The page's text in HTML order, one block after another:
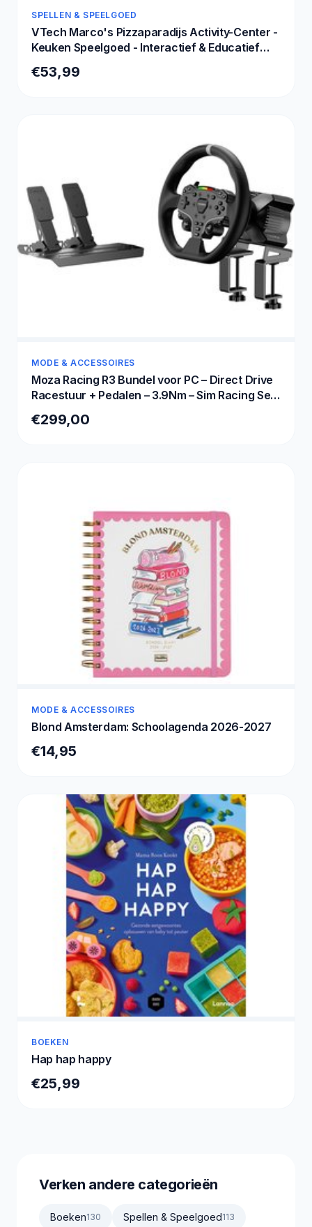
SPELLEN & SPEELGOED
VTech Marco's Pizzaparadijs Activity-Center -
Keuken Speelgoed - Interactief & Educatief
€53,99
MODE & ACCESSOIRES
Moza Racing R3 Bundel voor PC – Direct Drive
Racestuur + Pedalen – 3.9Nm – Sim Racing Set
€299,00
MODE & ACCESSOIRES
Blond Amsterdam: Schoolagenda 2026-2027
€14,95
BOEKEN
Hap hap happy
€25,99
Verken andere categorieën
Boeken130 Spellen & Speelgoed113